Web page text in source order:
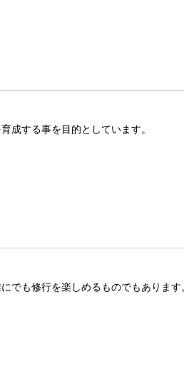
成する事を目的としています。
でも修行を楽しめるものでもあります